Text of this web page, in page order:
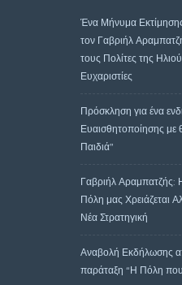
Ένα Μήνυμα
τον Γαβριήλ
τους Πολίτες της
Ευχαριστίες
Πρόσκληση για ένα
Ευαισθητοποίησης με
Παιδιά”
Γαβριήλ Αραμπατζής:
Πόλη μας Χρειάζεται
Νέα Στρατηγική
Αναβολή Εκδήλωσης
παράταξη “Η Πόλη